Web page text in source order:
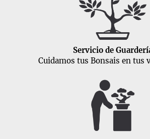
Servicio de
Cuidamos tus Bonsais en tus